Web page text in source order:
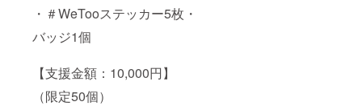
・＃WeTooステッカー5枚・
バッジ1個
【支援金額：10,000円】
（限定50個）